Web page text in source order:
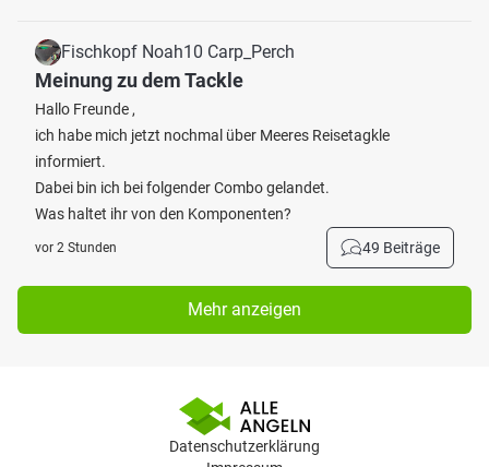
Fischkopf Noah10 Carp_Perch
Meinung zu dem Tackle
Hallo Freunde ,
ich habe mich jetzt nochmal über Meeres Reisetagkle
informiert.
Dabei bin ich bei folgender Combo gelandet.
Was haltet ihr von den Komponenten?
vor 2 Stunden 49 Beiträge
Mehr anzeigen
Datenschutzerklärung